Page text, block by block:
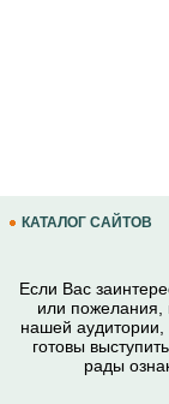
КАТАЛОГ САЙТОВ
Если Вас
или пожелания,
нашей
готовы
рады